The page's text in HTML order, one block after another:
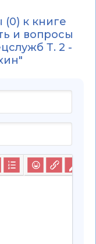
к книге
и вопросы
Т. 2 -